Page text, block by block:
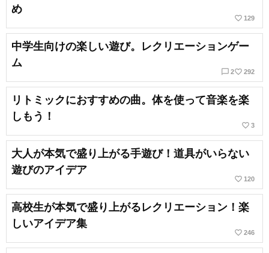
め
favorite_border 129
中学生向けの楽しい遊び。レクリエーションゲー
ム
chat_bubble_outline 2favorite_border 292
リトミックにおすすめの曲。体を使って音楽を楽
しもう！
favorite_border 3
大人が本気で盛り上がる手遊び！道具がいらない
遊びのアイデア
favorite_border 120
高校生が本気で盛り上がるレクリエーション！楽
しいアイデア集
favorite_border 246